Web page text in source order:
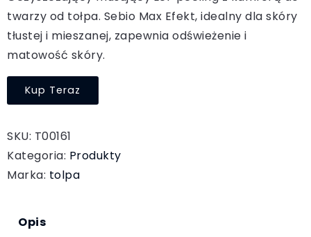
twarzy od tołpa. Sebio Max Efekt, idealny dla skóry
tłustej i mieszanej, zapewnia odświeżenie i
matowość skóry.
Kup Teraz
SKU: T00161
Kategoria: Produkty
Marka: tolpa
Opis